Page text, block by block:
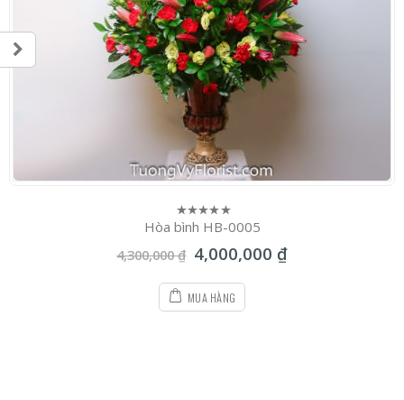
0
of
5
Hòa bình HB-0005
4,300,000₫ 4,000,000 ₫
MUA HÀNG